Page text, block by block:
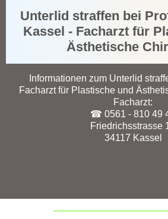
Unterlid straffen bei
Kassel - Facharzt für
Ästhetische
Informationen zum Unterlid
Facharzt für Plastische und
Facharzt:
☎ 0561 - 810 49
Friedrichsstrasse
34117 Kassel